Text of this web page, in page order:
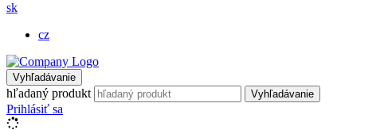
sk
cz
Vyhľadávanie
hľadaný produkt Vyhľadávanie
Prihlásiť sa